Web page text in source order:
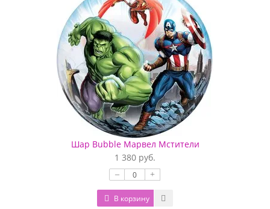
Шар Bubble Марвел Мстители
1 380 руб.
– +
В корзину